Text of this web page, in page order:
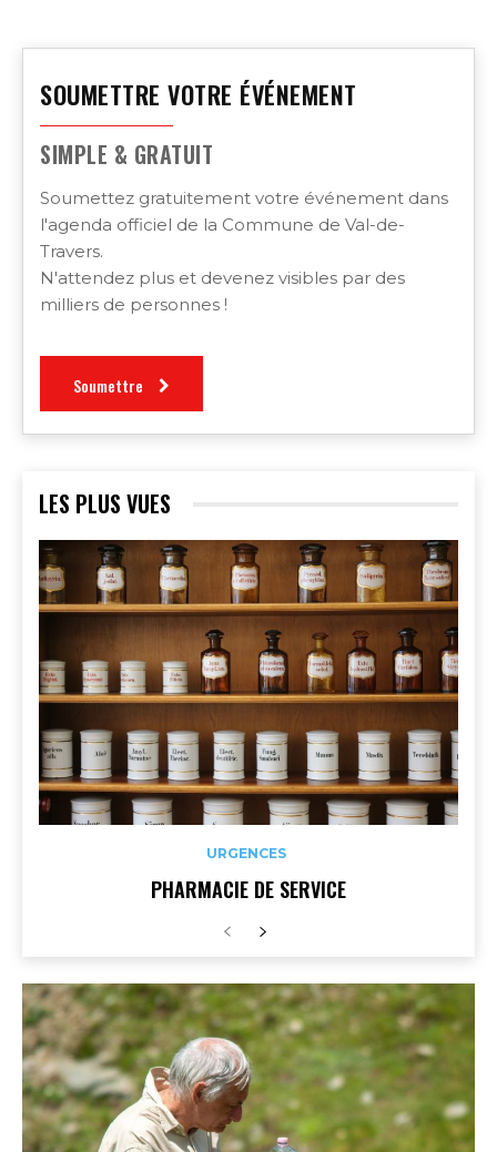
SOUMETTRE VOTRE ÉVÉNEMENT
SIMPLE & GRATUIT
Soumettez gratuitement votre événement dans
l'agenda officiel de la Commune de Val-de-
Travers.
N'attendez plus et devenez visibles par des
milliers de personnes !
Soumettre
LES PLUS VUES
URGENCES
PHARMACIE DE SERVICE